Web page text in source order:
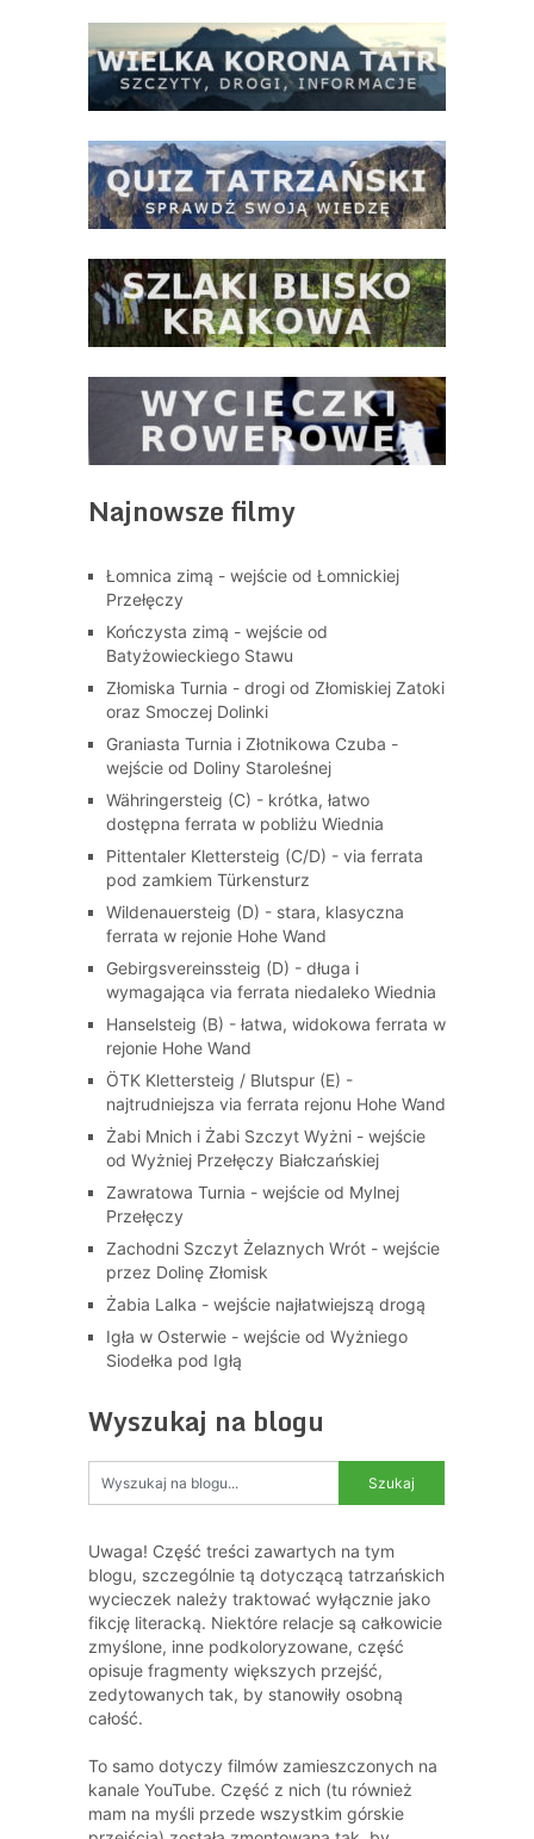
Najnowsze filmy
Łomnica zimą - wejście od Łomnickiej
Przełęczy
Kończysta zimą - wejście od
Batyżowieckiego Stawu
Złomiska Turnia - drogi od Złomiskiej Zatoki
oraz Smoczej Dolinki
Graniasta Turnia i Złotnikowa Czuba -
wejście od Doliny Staroleśnej
Währingersteig (C) - krótka, łatwo
dostępna ferrata w pobliżu Wiednia
Pittentaler Klettersteig (C/D) - via ferrata
pod zamkiem Türkensturz
Wildenauersteig (D) - stara, klasyczna
ferrata w rejonie Hohe Wand
Gebirgsvereinssteig (D) - długa i
wymagająca via ferrata niedaleko Wiednia
Hanselsteig (B) - łatwa, widokowa ferrata w
rejonie Hohe Wand
ÖTK Klettersteig / Blutspur (E) -
najtrudniejsza via ferrata rejonu Hohe Wand
Żabi Mnich i Żabi Szczyt Wyżni - wejście
od Wyżniej Przełęczy Białczańskiej
Zawratowa Turnia - wejście od Mylnej
Przełęczy
Zachodni Szczyt Żelaznych Wrót - wejście
przez Dolinę Złomisk
Żabia Lalka - wejście najłatwiejszą drogą
Igła w Osterwie - wejście od Wyżniego
Siodełka pod Igłą
Wyszukaj na blogu
Uwaga! Część treści zawartych na tym
blogu, szczególnie tą dotyczącą tatrzańskich
wycieczek należy traktować wyłącznie jako
fikcję literacką. Niektóre relacje są całkowicie
zmyślone, inne podkoloryzowane, część
opisuje fragmenty większych przejść,
zedytowanych tak, by stanowiły osobną
całość.
To samo dotyczy filmów zamieszczonych na
kanale YouTube. Część z nich (tu również
mam na myśli przede wszystkim górskie